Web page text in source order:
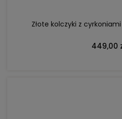
Złote kolczyki z cyrkoniami
449,00